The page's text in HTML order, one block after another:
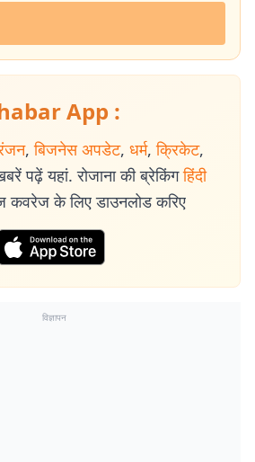
App :
, बिजनेस अपडेट, धर्म, क्रिकेट,
पढ़ें यहां. रोजाना की ब्रेकिंग हिंदी
कवरेज के लिए डाउनलोड करिए
विज्ञापन